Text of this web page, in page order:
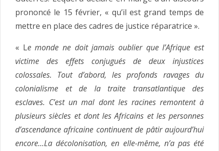
prononcé le 15 février, « qu’il est grand temps de
mettre en place des cadres de justice réparatrice ».
« Le monde ne doit jamais oublier que l’Afrique est
victime des effets conjugués de deux injustices
colossales. Tout d’abord, les profonds ravages du
colonialisme et de la traite transatlantique des
esclaves. C’est un mal dont les racines remontent à
plusieurs siècles et dont les Africains et les personnes
d’ascendance africaine continuent de pâtir aujourd’hui
encore…La décolonisation, en elle-même, n’a pas été